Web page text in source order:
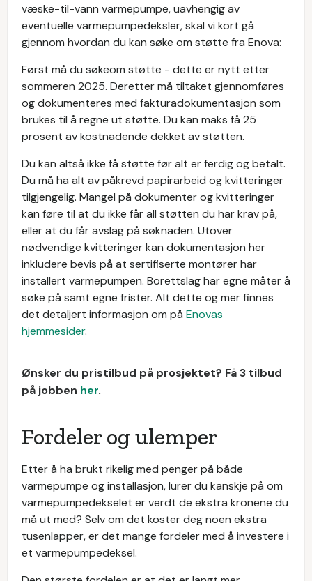
væske-til-vann varmepumpe, uavhengig av
eventuelle varmepumpedeksler, skal vi kort gå
gjennom hvordan du kan søke om støtte fra Enova:
Først må du søkeom støtte - dette er nytt etter
sommeren 2025. Deretter må tiltaket gjennomføres
og dokumenteres med fakturadokumentasjon som
brukes til å regne ut støtte. Du kan maks få 25
prosent av kostnadende dekket av støtten.
Du kan altså ikke få støtte før alt er ferdig og betalt.
Du må ha alt av påkrevd papirarbeid og kvitteringer
tilgjengelig. Mangel på dokumenter og kvitteringer
kan føre til at du ikke får all støtten du har krav på,
eller at du får avslag på søknaden. Utover
nødvendige kvitteringer kan dokumentasjon her
inkludere bevis på at sertifiserte montører har
installert varmepumpen. Borettslag har egne måter å
søke på samt egne frister. Alt dette og mer finnes
det detaljert informasjon om på Enovas
hjemmesider.
Ønsker du pristilbud på prosjektet? Få 3 tilbud
på jobben her.
Fordeler og ulemper
Etter å ha brukt rikelig med penger på både
varmepumpe og installasjon, lurer du kanskje på om
varmepumpedekselet er verdt de ekstra kronene du
må ut med? Selv om det koster deg noen ekstra
tusenlapper, er det mange fordeler med å investere i
et varmepumpedeksel.